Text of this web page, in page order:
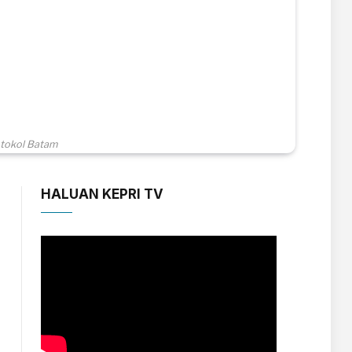
Batam
HALUAN KEPRI TV